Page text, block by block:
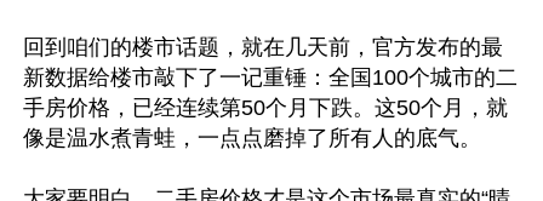
回到咱们的楼市话题，就在几天前，官方发布的最
新数据给楼市敲下了一记重锤：全国100个城市的二
手房价格，已经连续第50个月下跌。这50个月，就
像是温水煮青蛙，一点点磨掉了所有人的底气。